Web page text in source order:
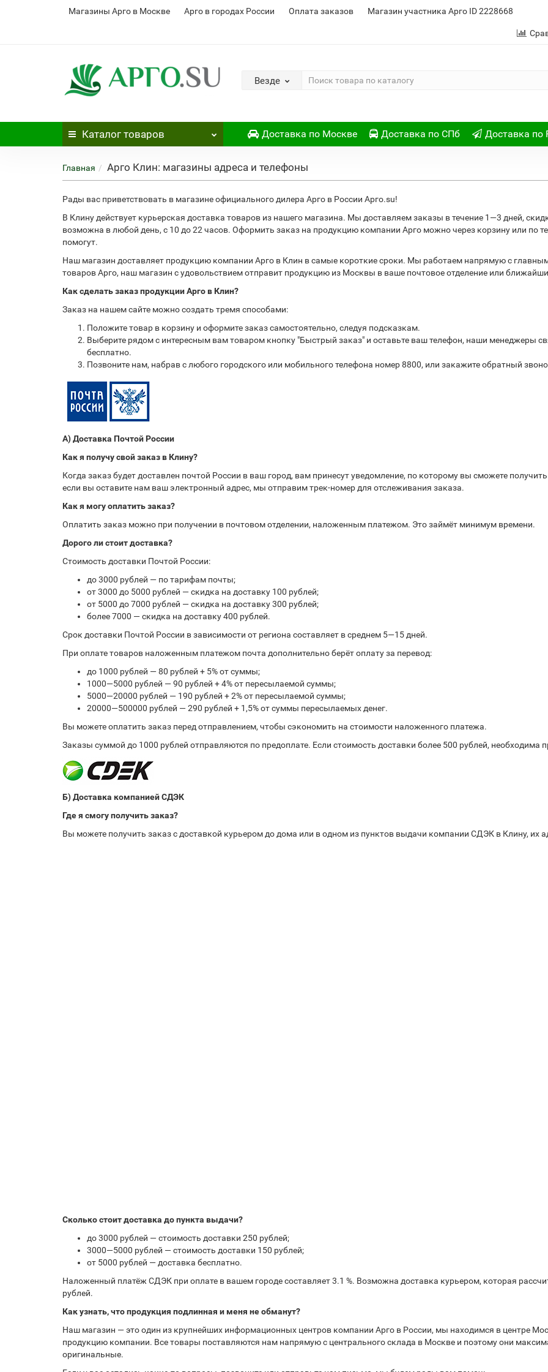
Магазины Арго в Москве Арго в городах России Оплата заказов Магазин участника Арго ID 2228668
Везде
Каталог товаров Доставка по Москве Доставка по СПб Доставка по
Главная Арго Клин: магазины адреса и телефоны
Рады вас приветствовать в магазине официального дилера Арго в России Арго.su!
В Клину действует курьерская доставка товаров из нашего магазина. Мы доставляем заказы в течение 1—3 дней,
возможна в любой день, с 10 до 22 часов. Оформить заказ на продукцию компании Арго можно через корзину или по
помогут.
Наш магазин доставляет продукцию компании Арго в Клин в самые короткие сроки. Мы работаем напрямую с
товаров Арго, наш магазин с удовольствием отправит продукцию из Москвы в ваше почтовое отделение или
Как сделать заказ продукции Арго в Клин?
Заказ на нашем сайте можно создать тремя способами:
Положите товар в корзину и оформите заказ самостоятельно, следуя подсказкам.
Выберите рядом с интересным вам товаром кнопку "Быстрый заказ" и оставьте ваш телефон, наши менеджеры
бесплатно.
Позвоните нам, набрав с любого городского или мобильного телефона номер 8800, или закажите обратный
А) Доставка Почтой России
Как я получу свой заказ в Клину?
Когда заказ будет доставлен почтой России в ваш город, вам принесут уведомление, по которому вы сможете
если вы оставите нам ваш электронный адрес, мы отправим трек-номер для отслеживания заказа.
Как я могу оплатить заказ?
Оплатить заказ можно при получении в почтовом отделении, наложенным платежом. Это займёт минимум времени.
Дорого ли стоит доставка?
Стоимость доставки Почтой России:
до 3000 рублей — по тарифам почты;
от 3000 до 5000 рублей — скидка на доставку 100 рублей;
от 5000 до 7000 рублей — скидка на доставку 300 рублей;
более 7000 — скидка на доставку 400 рублей.
Срок доставки Почтой России в зависимости от региона составляет в среднем 5—15 дней.
При оплате товаров наложенным платежом почта дополнительно берёт оплату за перевод:
до 1000 рублей — 80 рублей + 5% от суммы;
1000—5000 рублей — 90 рублей + 4% от пересылаемой суммы;
5000—20000 рублей — 190 рублей + 2% от пересылаемой суммы;
20000—500000 рублей — 290 рублей + 1,5% от суммы пересылаемых денег.
Вы можете оплатить заказ перед отправлением, чтобы сэкономить на стоимости наложенного платежа.
Заказы суммой до 1000 рублей отправляются по предоплате. Если стоимость доставки более 500 рублей, необходима
Б) Доставка компанией СДЭК
Где я смогу получить заказ?
Вы можете получить заказ с доставкой курьером до дома или в одном из пунктов выдачи компании СДЭК в Клину, их
Сколько стоит доставка до пункта выдачи?
до 3000 рублей — стоимость доставки 250 рублей;
3000—5000 рублей — стоимость доставки 150 рублей;
от 5000 рублей — доставка бесплатно.
Наложенный платёж СДЭК при оплате в вашем городе составляет 3.1 %. Возможна доставка курьером, которая
рублей.
Как узнать, что продукция подлинная и меня не обманут?
Наш магазин — это один из крупнейших информационных центров компании Арго в России, мы находимся в центре
продукцию компании. Все товары поставляются нам напрямую с центрального склада в Москве и поэтому они
оригинальные.